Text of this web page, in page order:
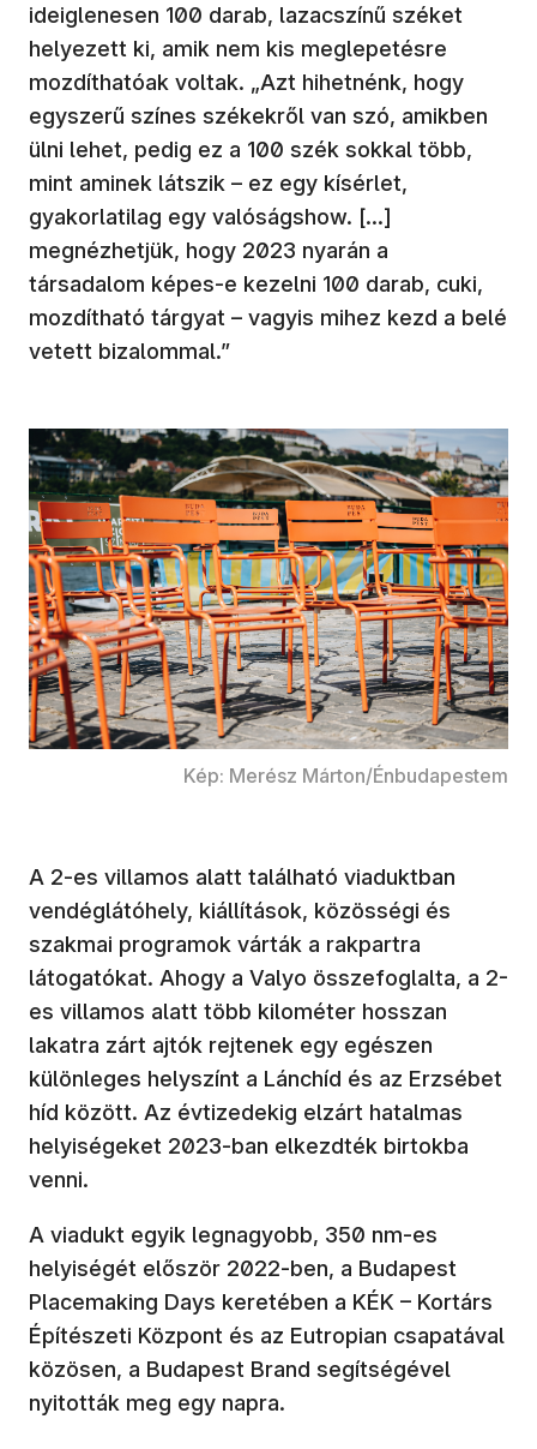
ideiglenesen 100 darab, lazacszínű széket
helyezett ki, amik nem kis meglepetésre
mozdíthatóak voltak. „Azt hihetnénk, hogy
egyszerű színes székekről van szó, amikben
ülni lehet, pedig ez a 100 szék sokkal több,
mint aminek látszik – ez egy kísérlet,
gyakorlatilag egy valóságshow. [...]
megnézhetjük, hogy 2023 nyarán a
társadalom képes-e kezelni 100 darab, cuki,
mozdítható tárgyat – vagyis mihez kezd a belé
vetett bizalommal.”
Kép: Merész Márton/Énbudapestem
A 2-es villamos alatt található viaduktban
vendéglátóhely, kiállítások, közösségi és
szakmai programok várták a rakpartra
látogatókat. Ahogy a Valyo összefoglalta, a 2-
es villamos alatt több kilométer hosszan
lakatra zárt ajtók rejtenek egy egészen
különleges helyszínt a Lánchíd és az Erzsébet
híd között. Az évtizedekig elzárt hatalmas
helyiségeket 2023-ban elkezdték birtokba
venni.
A viadukt egyik legnagyobb, 350 nm-es
helyiségét először 2022-ben, a Budapest
Placemaking Days keretében a KÉK – Kortárs
Építészeti Központ és az Eutropian csapatával
közösen, a Budapest Brand segítségével
nyitották meg egy napra.